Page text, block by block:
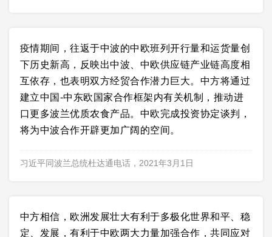
疫情期间，往返于中波的中欧班列开行量和运货量创
下历史新高，反映出中波、中欧供应链产业链高度相
互依存，也表明双方经贸合作潜力巨大。中方将通过
建立中国-中东欧国家合作框架内有关机制，推动进
口更多波兰优质农食产品。中欧完成投资协定谈判，
将为中波合作开辟更加广阔的空间。
习近平同波兰总统杜达通电话，2021年3月1日
中方相信，欧洲发展壮大有利于多极化世界和平、稳
定、发展，有利于中欧两大力量加强合作，共同应对